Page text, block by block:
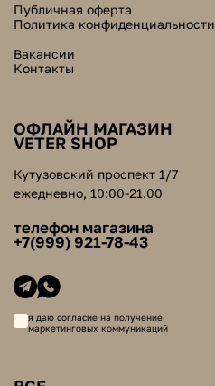
Публичная оферта
Политика конфиденциальности
Вакансии
Контакты
ОФЛАЙН МАГАЗИН
VETER SHOP
Кутузовский проспект 1/7
ежедневно, 10:00-21.00
телефон магазина
+7(999) 921-78-43
я даю согласие на получение
маркетинговых коммуникаций